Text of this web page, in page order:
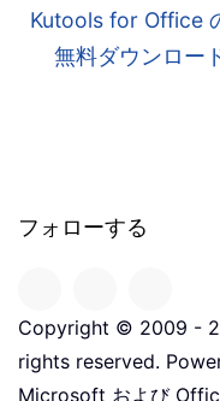
Kutools for Office
無料ダウンロー
フォローする
Copyright © 2009 -
rights reserved.
Microsoft および